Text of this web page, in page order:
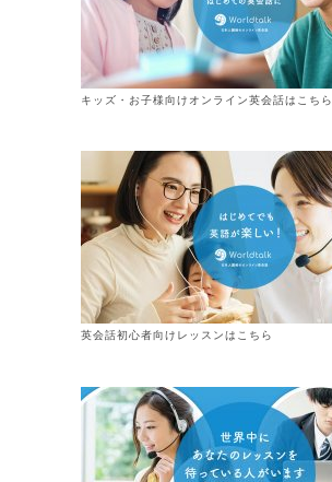
キッズ・お子様向けオンライン英会話はこちら
英会話初心者向けレッスンはこちら